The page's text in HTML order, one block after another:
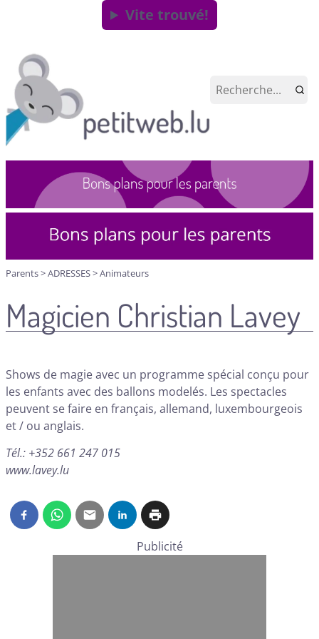
Vite trouvé!
Parents>ADRESSES>Animateurs
Magicien Christian Lavey
Shows de magie avec un programme spécial conçu pour
les enfants avec des ballons modelés. Les spectacles
peuvent se faire en français, allemand, luxembourgeois
et / ou anglais.
Tél.: +352 661 247 015
www.lavey.lu
Publicité